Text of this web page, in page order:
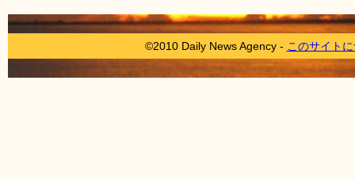
©2010 Daily News Agency - このサイト